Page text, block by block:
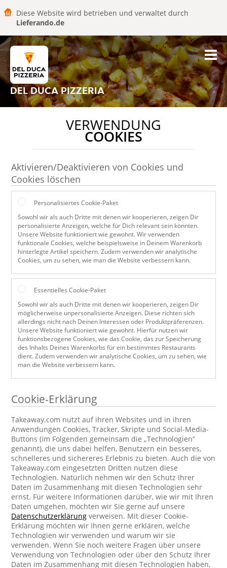
Diese Website wird betrieben und verwaltet durch
Lieferando.de
DEL DUCA PIZZERIA
VERWENDUNG
COOKIES
Aktivieren/Deaktivieren von Cookies und
Cookies löschen
Personalisiertes Cookie-Paket
Sowohl wir als auch Dritte mit denen wir kooperieren, zeigen Dir
personalisierte Anzeigen, welche für Dich relevant sein könnten.
Unsere Website funktioniert wie gewohnt. Wir verwenden
funktionale Cookies, welche beispielsweise in Deinem Warenkorb
hinterlegte Artikel speichern. Zudem verwenden wir analytische
Cookies, um zu sehen, wie man die Website verbessern kann.
Essentielles Cookie-Paket
Sowohl wir als auch Dritte mit denen wir kooperieren, zeigen Dir
möglicherweise unpersonalisierte Anzeigen. Diese richten sich
allerdings nicht nach Deinen Interessen oder Produktpräferenzen.
Unsere Website funktioniert wie gewohnt. Hierfür nutzen wir
funktionsbezogene Cookies, wie das Cookie, das zur Speicherung
des Inhalts Deines Warenkorbs für ein bestimmtes Restaurants
dient. Zudem verwenden wir analytische Cookies, um zu sehen, wie
man die Website verbessern kann.
Cookie-Erklärung
Takeaway.com nutzt auf ihren Websites und in ihren
Anwendungen Cookies, Tracker, Skripte und Social-Media-
Buttons (im Folgenden gemeinsam die „Technologien“
genannt), die uns dabei helfen, Benutzern ein besseres,
schnelleres und sichereres Erlebnis zu bieten. Auch die von
Takeaway.com eingesetzten Dritten nutzen diese
Technologien. Natürlich nehmen wir den Schutz Ihrer
Daten im Zusammenhang mit diesen Technologien sehr
ernst. Für weitere Informationen darüber, wie wir mit Ihren
Daten umgehen, möchten wir Sie gerne auf unsere
Datenschutzerklärung verweisen. Mit dieser Cookie-
Erklärung möchten wir Ihnen gerne erklären, welche
Technologien wir verwenden und warum wir sie
verwenden. Wenn Sie noch weitere Fragen über unsere
Verwendung von Technologien oder über den Schutz Ihrer
Daten im Zusammenhang mit diesen Technologien haben,